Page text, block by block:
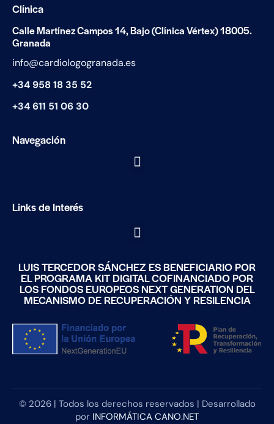
Clínica
Calle Martínez Campos 14, Bajo (Clínica Vértex) 18005.
Granada
info@cardiologogranada.es
+34 958 18 35 52
+34611 51 06 30
Navegación
Links de Interés
LUIS TERCEDOR SÁNCHEZ ES BENEFICIARIO POR
EL PROGRAMA KIT DIGITAL COFINANCIADO POR
LOS FONDOS EUROPEOS NEXT GENERATION DEL
MECANISMO DE RECUPERACIÓN Y RESILENCIA
© 2026| Todos los derechos reservados | Desarrollado
por INFORMÁTICA CANO.NET